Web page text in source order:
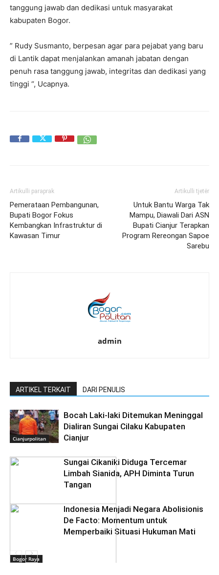
tanggung jawab dan dedikasi untuk masyarakat
kabupaten Bogor.
” Rudy Susmanto, berpesan agar para pejabat yang baru
di Lantik dapat menjalankan amanah jabatan dengan
penuh rasa tanggung jawab, integritas dan dedikasi yang
tinggi “, Ucapnya.
Artikulli paraprak
Pemerataan Pembangunan,
Bupati Bogor Fokus
Kembangkan Infrastruktur di
Kawasan Timur
Artikulli tjetër
Untuk Bantu Warga Tak
Mampu, Diawali Dari ASN
Bupati Cianjur Terapkan
Program Rereongan Sapoe
Sarebu
admin
ARTIKEL TERKAIT DARI PENULIS
Cianjurpolitan
Bocah Laki-laki Ditemukan Meninggal
Dialiran Sungai Cilaku Kabupaten
Cianjur
Bogor Raya
Sungai Cikaniki Diduga Tercemar
Limbah Sianida, APH Diminta Turun
Tangan
‎Indonesia Menjadi Negara Abolisionis
De Facto: Momentum untuk
Memperbaiki Situasi Hukuman Mati